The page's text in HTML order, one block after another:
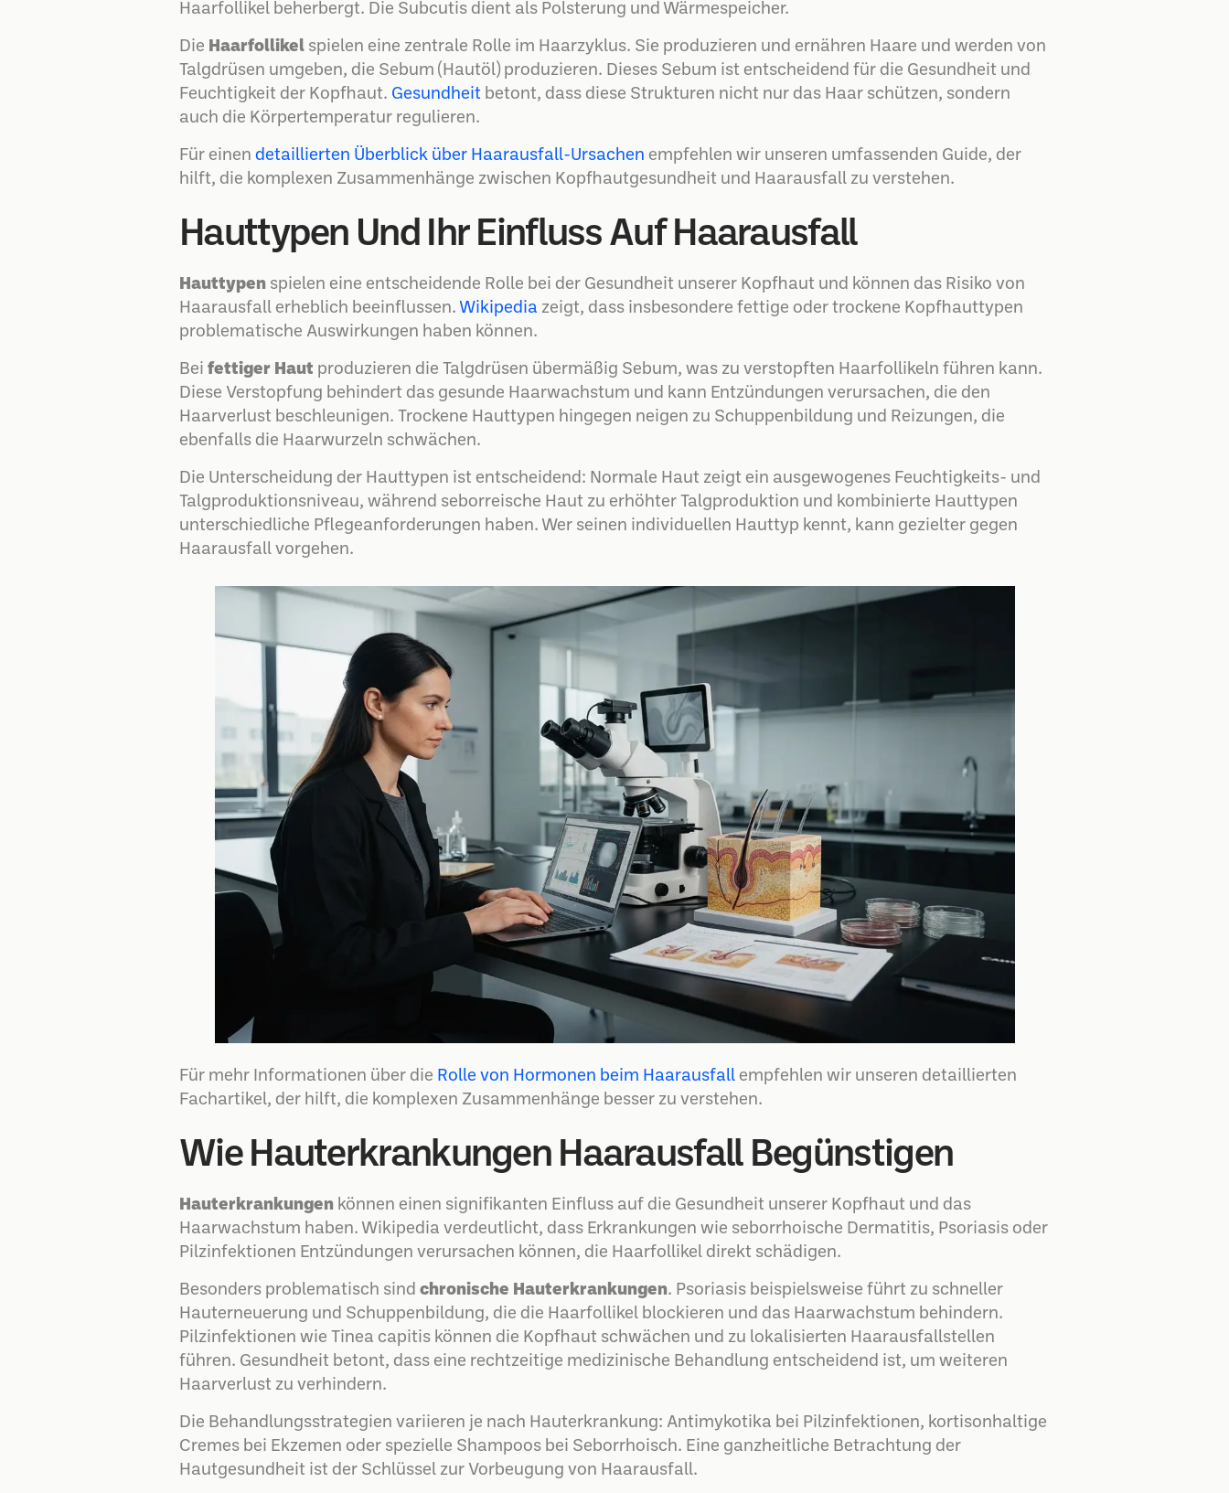
Haarfollikel beherbergt. Die Subcutis dient als Polsterung und Wärmespeicher.
Die Haarfollikel spielen eine zentrale Rolle im Haarzyklus. Sie produzieren und ernähren Haare und werden von
Talgdrüsen umgeben, die Sebum (Hautöl) produzieren. Dieses Sebum ist entscheidend für die Gesundheit und
Feuchtigkeit der Kopfhaut. Gesundheit betont, dass diese Strukturen nicht nur das Haar schützen, sondern
auch die Körpertemperatur regulieren.
Für einen detaillierten Überblick über Haarausfall-Ursachen empfehlen wir unseren umfassenden Guide, der
hilft, die komplexen Zusammenhänge zwischen Kopfhautgesundheit und Haarausfall zu verstehen.
Hauttypen Und Ihr Einfluss Auf Haarausfall
Hauttypen spielen eine entscheidende Rolle bei der Gesundheit unserer Kopfhaut und können das Risiko von
Haarausfall erheblich beeinflussen. Wikipedia zeigt, dass insbesondere fettige oder trockene Kopfhauttypen
problematische Auswirkungen haben können.
Bei fettiger Haut produzieren die Talgdrüsen übermäßig Sebum, was zu verstopften Haarfollikeln führen kann.
Diese Verstopfung behindert das gesunde Haarwachstum und kann Entzündungen verursachen, die den
Haarverlust beschleunigen. Trockene Hauttypen hingegen neigen zu Schuppenbildung und Reizungen, die
ebenfalls die Haarwurzeln schwächen.
Die Unterscheidung der Hauttypen ist entscheidend: Normale Haut zeigt ein ausgewogenes Feuchtigkeits- und
Talgproduktionsniveau, während seborreische Haut zu erhöhter Talgproduktion und kombinierte Hauttypen
unterschiedliche Pflegeanforderungen haben. Wer seinen individuellen Hauttyp kennt, kann gezielter gegen
Haarausfall vorgehen.
Für mehr Informationen über die Rolle von Hormonen beim Haarausfall empfehlen wir unseren detaillierten
Fachartikel, der hilft, die komplexen Zusammenhänge besser zu verstehen.
Wie Hauterkrankungen Haarausfall Begünstigen
Hauterkrankungen können einen signifikanten Einfluss auf die Gesundheit unserer Kopfhaut und das
Haarwachstum haben. Wikipedia verdeutlicht, dass Erkrankungen wie seborrhoische Dermatitis, Psoriasis oder
Pilzinfektionen Entzündungen verursachen können, die Haarfollikel direkt schädigen.
Besonders problematisch sind chronische Hauterkrankungen. Psoriasis beispielsweise führt zu schneller
Hauterneuerung und Schuppenbildung, die die Haarfollikel blockieren und das Haarwachstum behindern.
Pilzinfektionen wie Tinea capitis können die Kopfhaut schwächen und zu lokalisierten Haarausfallstellen
führen. Gesundheit betont, dass eine rechtzeitige medizinische Behandlung entscheidend ist, um weiteren
Haarverlust zu verhindern.
Die Behandlungsstrategien variieren je nach Hauterkrankung: Antimykotika bei Pilzinfektionen, kortisonhaltige
Cremes bei Ekzemen oder spezielle Shampoos bei Seborrhoisch. Eine ganzheitliche Betrachtung der
Hautgesundheit ist der Schlüssel zur Vorbeugung von Haarausfall.